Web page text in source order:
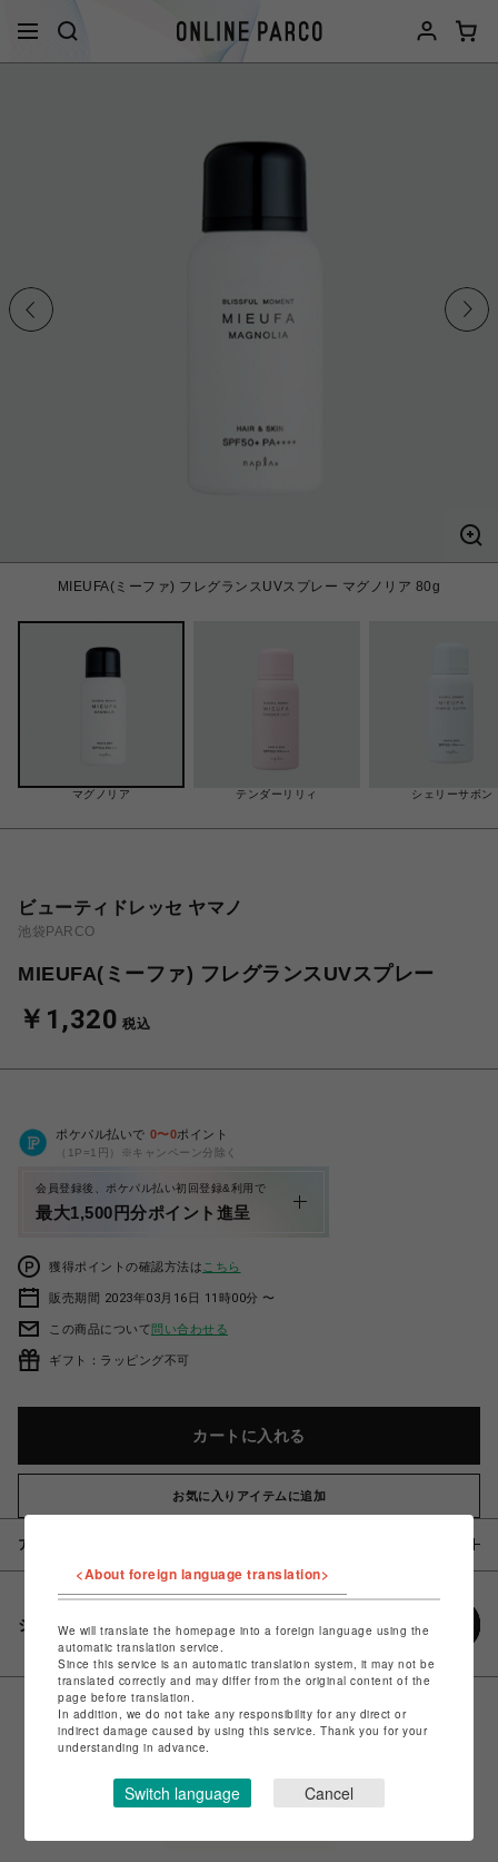
MIEUFA(ミーファ) フレグランスUVスプレー マグノリア 80g
マグノリア テンダーリリィ シェリーサボン
ビューティドレッセ ヤマノ
池袋PARCO
MIEUFA(ミーファ) フレグランスUVスプレー
￥1,320 税込
ポケパル払いで 0〜0ポイント
（1P=1円）※キャンペーン分除く
会員登録後、ポケパル払い初回登録&利用で
最大1,500円分ポイント進呈
獲得ポイントの確認方法は こちら
販売期間 2023年03月16日 11時00分 〜
この商品について問い合わせる
ギフト：ラッピング不可
カートに入れる
お気に入りアイテムに追加
アイテム説明 / 素材
シェアする
<About foreign language translation>
We will translate the homepage into a foreign language using the
automatic translation service.
Since this service is an automatic translation system, it may not be
translated correctly and may differ from the original content of the
page before translation.
In addition, we do not take any responsibility for any direct or
indirect damage caused by using this service. Thank you for your
understanding in advance.
Switch language Cancel